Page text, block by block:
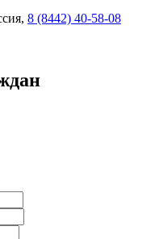
8 (8442) 40-58-08